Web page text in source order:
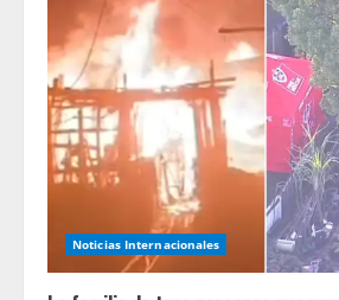
Noticias Internacionales